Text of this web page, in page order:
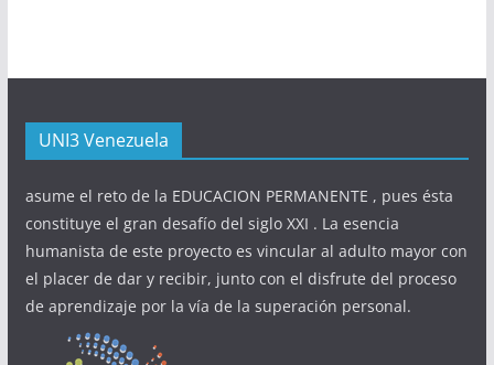
UNI3 Venezuela
asume el reto de la EDUCACION PERMANENTE , pues ésta
constituye el gran desafío del siglo XXI . La esencia
humanista de este proyecto es vincular al adulto mayor con
el placer de dar y recibir, junto con el disfrute del proceso
de aprendizaje por la vía de la superación personal.